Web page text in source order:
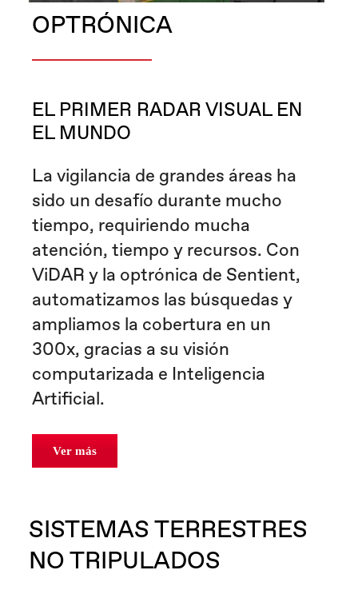
OPTRÓNICA
EL PRIMER RADAR VISUAL EN
EL MUNDO
La vigilancia de grandes áreas ha
sido un desafío durante mucho
tiempo, requiriendo mucha
atención, tiempo y recursos. Con
ViDAR y la optrónica de Sentient,
automatizamos las búsquedas y
ampliamos la cobertura en un
300x, gracias a su visión
computarizada e Inteligencia
Artificial.
Ver más
SISTEMAS TERRESTRES
NO TRIPULADOS